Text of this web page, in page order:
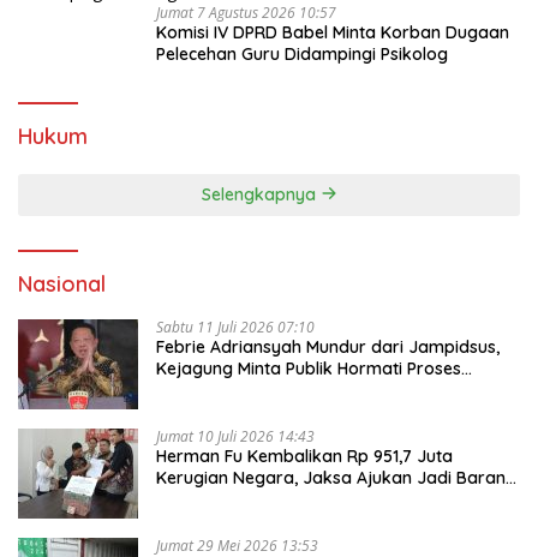
Jumat 7 Agustus 2026 10:57
Komisi IV DPRD Babel Minta Korban Dugaan
Pelecehan Guru Didampingi Psikolog
Hukum
Selengkapnya
Nasional
Sabtu 11 Juli 2026 07:10
Febrie Adriansyah Mundur dari Jampidsus,
Kejagung Minta Publik Hormati Proses
Jumat 10 Juli 2026 14:43
Herman Fu Kembalikan Rp 951,7 Juta
Kerugian Negara, Jaksa Ajukan Jadi Barang
Jumat 29 Mei 2026 13:53